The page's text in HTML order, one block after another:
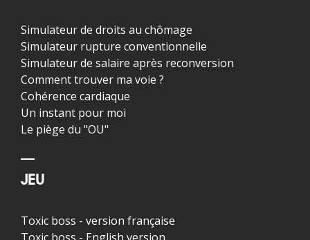
Simulateur de droits au chômage
Simulateur rupture conventionnelle
Simulateur de salaire après reconversion
Comment trouver ma voie ?
Cohérence cardiaque
Un instant pour moi
Le piège du "OU"
JEU
Toxic boss - version française